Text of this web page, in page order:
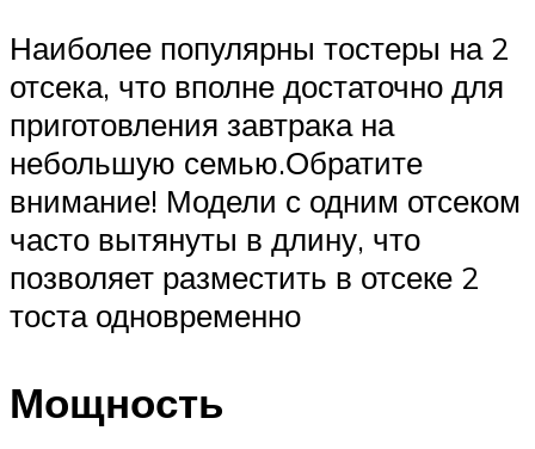
Наиболее популярны тостеры на 2
отсека, что вполне достаточно для
приготовления завтрака на
небольшую семью.Обратите
внимание! Модели с одним отсеком
часто вытянуты в длину, что
позволяет разместить в отсеке 2
тоста одновременно
Мощность